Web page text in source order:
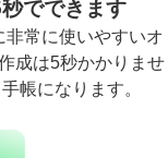
でできます
非常に使いやすいオ
成は5秒かかりませ
帳になります。